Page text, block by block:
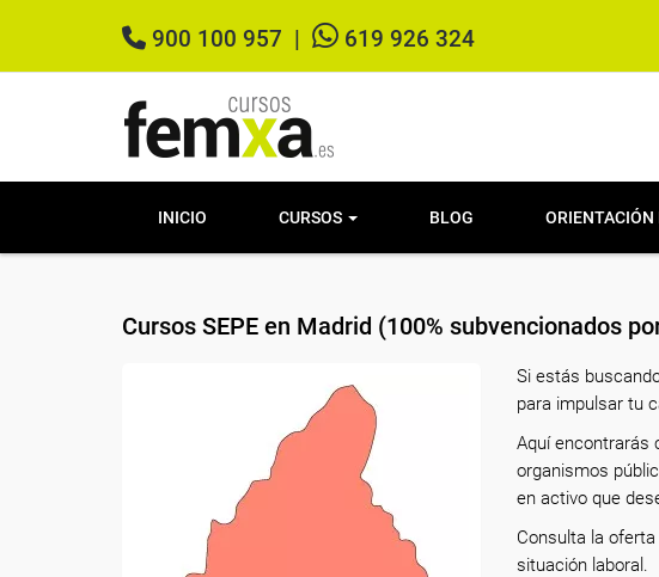
900 100 957 619 926 324
INICIO CURSOS BLOG
Cursos SEPE en Madrid (100% subvencionados
Si estás
para impulsar tu
Aquí encontrarás
organismos
en activo que
Consulta la
situación laboral.